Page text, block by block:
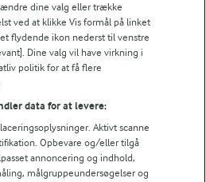
Tø dem op og varm dem i lidt
ovnen.
2 3 4 5
dine valg eller trække
ved at klikke Vis formål på linket
flydende ikon nederst til venstre
Dine valg vil have virkning i
politik for at få flere
data for at levere:
Aktivt scanne
Opbevare og/eller tilgå
annoncering og indhold,
målgruppeundersøgelser og